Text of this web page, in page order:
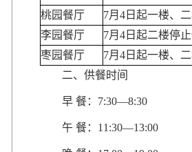
桃园餐厅
7月4日起一楼、二
李园餐厅
7月4日起二楼停
枣园餐厅
7月4日起一楼、二
二、供餐时间
早 餐：7:30—8:30
午 餐：11:30—13:00